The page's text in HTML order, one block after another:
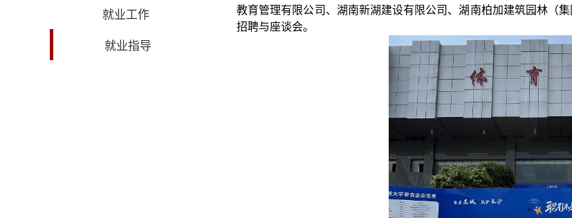
就业工作
就业指导
教育管理有限公司、湖南新湖建设有限公司、湖南柏加建筑园林（
招聘与座谈会。